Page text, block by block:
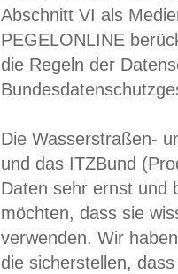
Abschnitt VI als
PEGELONLINE
die Regeln der
Die Wasserstraßen-
und das ITZBund
Daten sehr ernst und
möchten, dass sie
verwenden. Wir
die sicherstellen,